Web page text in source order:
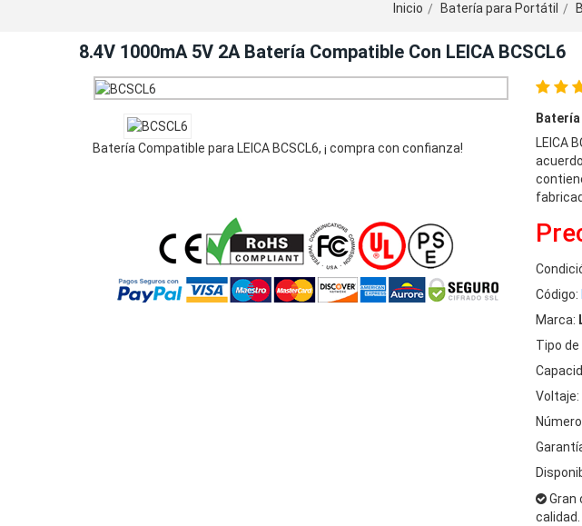
Inicio Batería para Portátil
8.4V 1000mA 5V 2A Batería Compatible Con LEICA BCSCL6
Batería Compatible para LEICA BCSCL6, ¡ compra con confianza!
LEICA
Código:
Marca:
Tipo de
Voltaje:
Gran
calidad.